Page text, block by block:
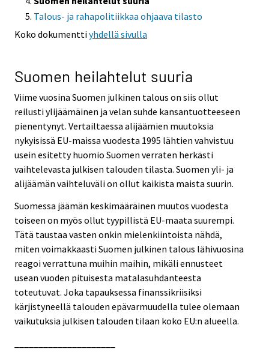
Talous- ja rahapolitiikkaa ohjaava tilasto
Koko dokumenttiyhdellä sivulla
Suomen heilahtelut suuria
Viime vuosina Suomen julkinen talous on siis ollut
reilusti ylijäämäinen ja velan suhde kansantuotteeseen
pienentynyt. Vertailtaessa alijäämien muutoksia
nykyisissä EU-maissa vuodesta 1995 lähtien vahvistuu
usein esitetty huomio Suomen verraten herkästi
vaihtelevasta julkisen talouden tilasta. Suomen yli- ja
alijäämän vaihteluväli on ollut kaikista maista suurin.
Suomessa jäämän keskimääräinen muutos vuodesta
toiseen on myös ollut tyypillistä EU-maata suurempi.
Tätä taustaa vasten onkin mielenkiintoista nähdä,
miten voimakkaasti Suomen julkinen talous lähivuosina
reagoi verrattuna muihin maihin, mikäli ennusteet
usean vuoden pituisesta matalasuhdanteesta
toteutuvat. Joka tapauksessa finanssikriisiksi
kärjistyneellä talouden epävarmuudella tulee olemaan
vaikutuksia julkisen talouden tilaan koko EU:n alueella.